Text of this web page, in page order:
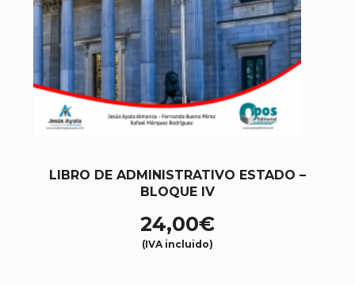
LIBRO DE ADMINISTRATIVO ESTADO –
BLOQUE IV
24,00€
(IVA incluido)